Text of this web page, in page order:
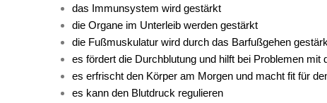
das Immunsystem wird gestärkt
die Organe im Unterleib werden gestärkt
die Fußmuskulatur wird durch das Barfußgehen
es fördert die Durchblutung und hilft bei Problemen mit
es erfrischt den Körper am Morgen und macht fit für
es kann den Blutdruck regulieren